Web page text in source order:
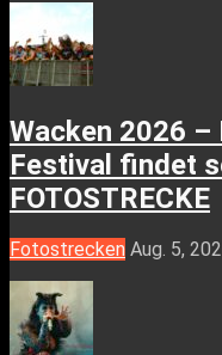
Wacken 2026 –
Festival findet
FOTOSTRECKE
Fotostrecken Aug. 5,